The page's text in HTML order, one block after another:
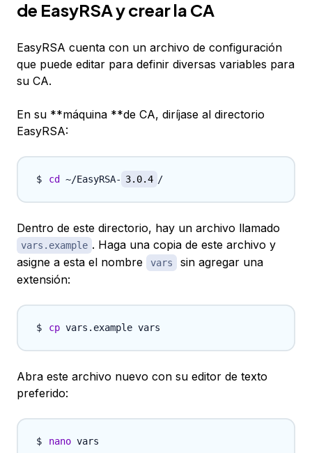
de EasyRSA y crear la CA
EasyRSA cuenta con un archivo de configuración
que puede editar para definir diversas variables para
su CA.
En su **máquina **de CA, diríjase al directorio
EasyRSA:
cd ~/EasyRSA- 3.0.4
Dentro de este directorio, hay un archivo llamado
vars.example . Haga una copia de este archivo y
asigne a esta el nombre
vars
sin agregar una
extensión:
cp
Abra este archivo nuevo con su editor de texto
preferido:
nano